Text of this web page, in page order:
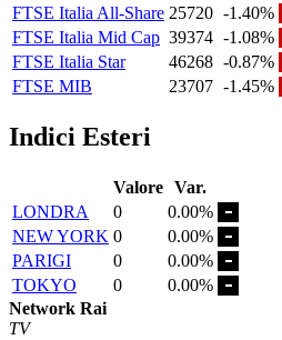
FTSE Italia All-Share 25720 -1.40%
FTSE Italia Mid Cap 39374 -1.08%
FTSE Italia Star
46268 -0.87%
FTSE MIB
23707 -1.45%
Indici Esteri
Valore Var.
LONDRA
0
0.00%
NEW YORK 0
0.00%
PARIGI
0
0.00%
TOKYO
0
0.00%
Network Rai
TV